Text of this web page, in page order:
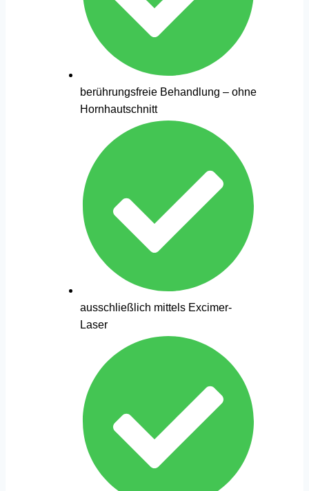
berührungsfreie Behandlung – ohne
Hornhautschnitt
ausschließlich mittels Excimer-
Laser